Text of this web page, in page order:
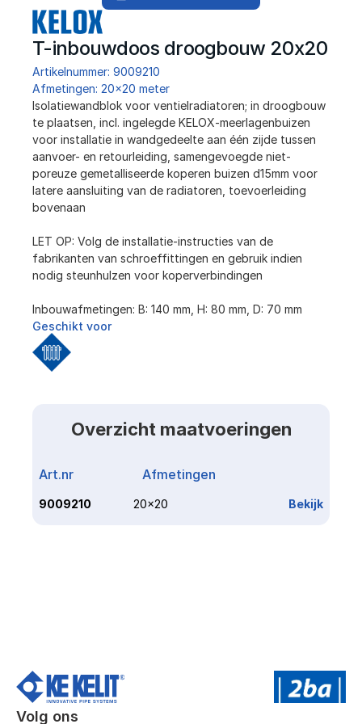
T-inbouwdoos droogbouw 20x20
Artikelnummer: 9009210
Afmetingen: 20x20 meter
Isolatiewandblok voor ventielradiatoren; in droogbouw
te plaatsen, incl. ingelegde KELOX-meerlagenbuizen
voor installatie in wandgedeelte aan één zijde tussen
aanvoer- en retourleiding, samengevoegde niet-
poreuze gemetalliseerde koperen buizen d15mm voor
latere aansluiting van de radiatoren, toevoerleiding
bovenaan
LET OP: Volg de installatie-instructies van de
fabrikanten van schroeffittingen en gebruik indien
nodig steunhulzen voor koperverbindingen
Inbouwafmetingen: B: 140 mm, H: 80 mm, D: 70 mm
Geschikt voor
Overzicht maatvoeringen
Art.nr Afmetingen
9009210 20x20 Bekijk
Volg ons